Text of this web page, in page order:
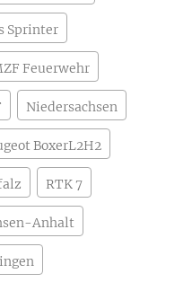
Sprinter
Feuerwehr
Niedersachsen
BoxerL2H2
RTK 7
Anhalt